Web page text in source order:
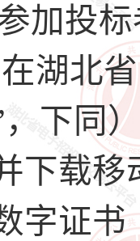
加投
湖北
下同
下载
字证